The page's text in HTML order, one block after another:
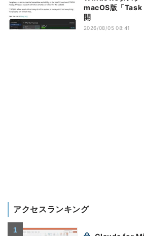
macOS版「
開
2026/08/05 08:41
アクセスランキング